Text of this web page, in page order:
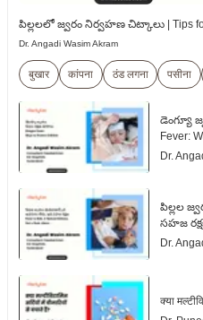
పిల్లలలో జ్వరం నిర్వహణ చిట్కాలు | Tips
Dr. Angadi Wasim Akram
बुखार कांपना ठंड लगना पसीना
డెంగ్యూ
Fever:
Dr.
పిల్లల
సహజ
Not a
Dr.
क्या